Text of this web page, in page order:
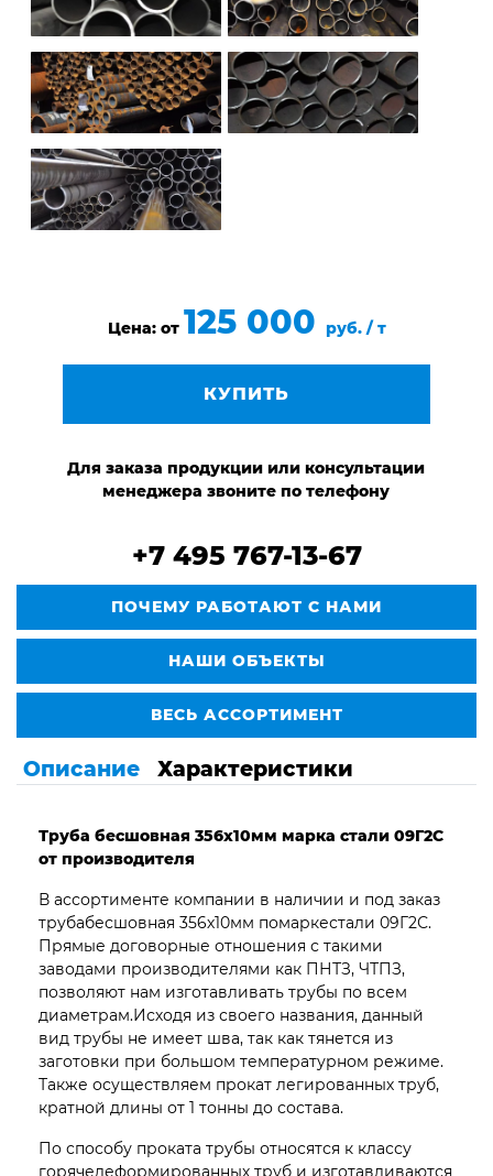
Цена: от 125 000 руб. / т
КУПИТЬ
Для заказа продукции или консультации
менеджера звоните по телефону
+7 495 767-13-67
ПОЧЕМУ РАБОТАЮТ С НАМИ
НАШИ ОБЪЕКТЫ
ВЕСЬ АССОРТИМЕНТ
Описание Характеристики
Труба бесшовная 356х10мм марка стали 09Г2С
от производителя
В ассортименте компании в наличии и под заказ
трубабесшовная 356х10мм помаркестали 09Г2С.
Прямые договорные отношения с такими
заводами производителями как ПНТЗ, ЧТПЗ,
позволяют нам изготавливать трубы по всем
диаметрам.Исходя из своего названия, данный
вид трубы не имеет шва, так как тянется из
заготовки при большом температурном режиме.
Также осуществляем прокат легированных труб,
кратной длины от 1 тонны до состава.
По способу проката трубы относятся к классу
горячедеформированных труб и изготавливаются